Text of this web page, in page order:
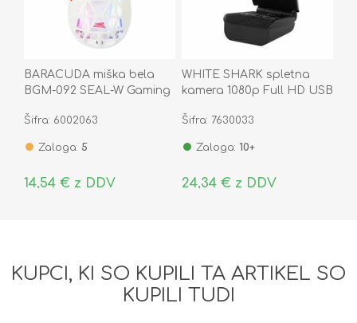
BARACUDA miška bela
BGM-092 SEAL-W Gaming
Šifra: 6002063
Zaloga: 5
14,54 € z DDV
WHITE SHARK spletna
kamera 1080p Full HD USB
Šifra: 7630033
Zaloga: 10+
24,34 € z DDV
KUPCI, KI SO KUPILI TA ARTIKEL SO
KUPILI TUDI